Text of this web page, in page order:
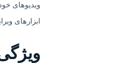
ویدیوهای
ابزارهای